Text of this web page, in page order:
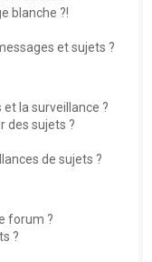
blanche ?!
et sujets ?
la surveillance ?
des sujets ?
de sujets ?
forum ?
?